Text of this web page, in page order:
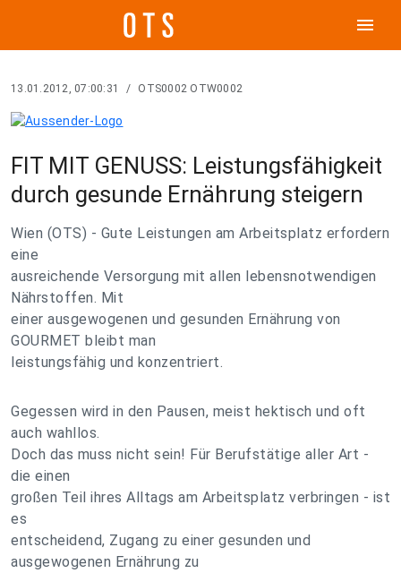
menu
13.01.2012, 07:00:31 / OTS0002 OTW0002
FIT MIT GENUSS: Leistungsfähigkeit
durch gesunde Ernährung steigern
Wien (OTS) - Gute Leistungen am Arbeitsplatz erfordern
eine
ausreichende Versorgung mit allen lebensnotwendigen
Nährstoffen. Mit
einer ausgewogenen und gesunden Ernährung von
GOURMET bleibt man
leistungsfähig und konzentriert.
Gegessen wird in den Pausen, meist hektisch und oft
auch wahllos.
Doch das muss nicht sein! Für Berufstätige aller Art -
die einen
großen Teil ihres Alltags am Arbeitsplatz verbringen - ist
es
entscheidend, Zugang zu einer gesunden und
ausgewogenen Ernährung zu